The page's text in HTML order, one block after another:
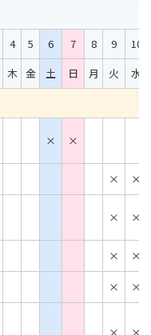
4 5 6 7 8 9
10
木 金 土 日 月 火
水
× ×
× ×
× ×
× ×
× ×